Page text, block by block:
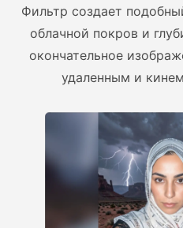
Фильтр создает
облачной покров и
окончательное
удаленным и